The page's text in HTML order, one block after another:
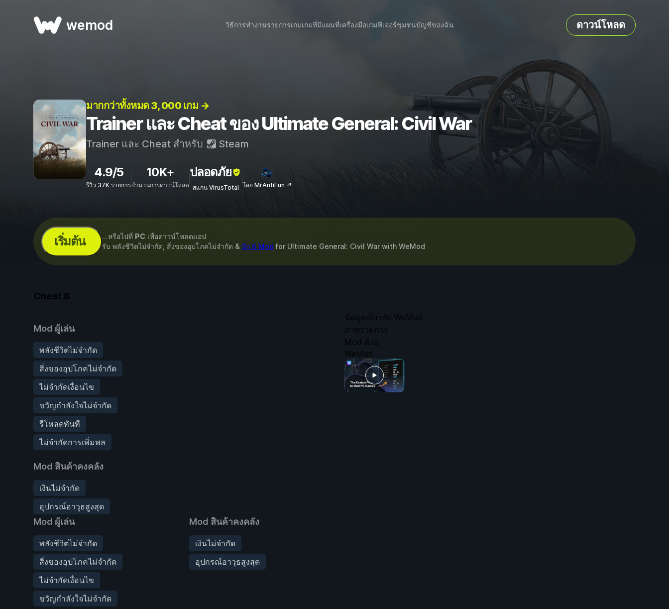
wemod วิธีการทำงานรายการเกมเกมที่มีแผนที่เครื่องมือเกมฟีเจอร์ชุมชนบัญชีของฉัน ดาวน์โหลด
มากกว่าทั้งหมด 3, 000 เกม →
Trainer และ Cheat ของ Ultimate General: Civil War
Trainer และ Cheat สำหรับ Steam
4.9/5
รีวิว 37K รายการ
10K+
จำนวนการดาวน์โหลด
ปลอดภัย
สแกน VirusTotal โดย MrAntiFun ↗
เริ่มต้น ...หรือไปที่ PC เพื่อดาวน์โหลดแอป
รับ พลังชีวิตไม่จำกัด, สิ่งของอุปโภคไม่จำกัด & อีก 6 Mod for Ultimate General: Civil Warwith WeMod
Cheat 8
Mod ผู้เล่น
พลังชีวิตไม่จำกัด
สิ่งของอุปโภคไม่จำกัด
ไม่จำกัดเงื่อนไข
ขวัญกำลังใจไม่จำกัด
รีโหลดทันที
ไม่จำกัดการเพิ่มพล
Mod สินค้าคงคลัง
เงินไม่จำกัด
อุปกรณ์อาวุธสูงสุด
Mod ผู้เล่น
พลังชีวิตไม่จำกัด
สิ่งของอุปโภคไม่จำกัด
ไม่จำกัดเงื่อนไข
ขวัญกำลังใจไม่จำกัด
Mod สินค้าคงคลัง
เงินไม่จำกัด
อุปกรณ์อาวุธสูงสุด
ข้อมูลเกี่ยวกับ WeMod
ภาพรวมการ
Mod ด้วย
WeMod